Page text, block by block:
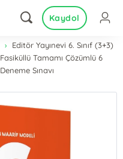
Kaydol
Editör Yayınevi 6. Sınıf (3+3)
Fasiküllü Tamamı Çözümlü 6
Deneme Sınavı